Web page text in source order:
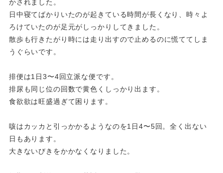
かされました。
日中寝てばかりいたのが起きている時間が長くなり、時々よ
ろけていたのが足元がしっかりしてきました。
散歩も行きたがり時には走り出すので止めるのに慌ててしま
うぐらいです。
排便は1日3〜4回立派な便です。
排尿も同じ位の回数で黄色くしっかり出ます。
食欲欲は旺盛過ぎて困ります。
咳はカッカと引っかかるようなのを1日4〜5回。全く出ない
日もあります。
大きないびきをかかなくなりました。